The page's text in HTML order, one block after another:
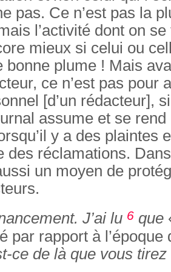
pas. Ce n’est pas la
l’activité dont on se
mieux si celui ou
bonne plume ! Mais
ce n’est pas pour
[d’un rédacteur],
assume et se
y a des plaintes
des réclamations.
un moyen de
J’ai lu 6 que
par rapport à l’époque
ce de là que vous